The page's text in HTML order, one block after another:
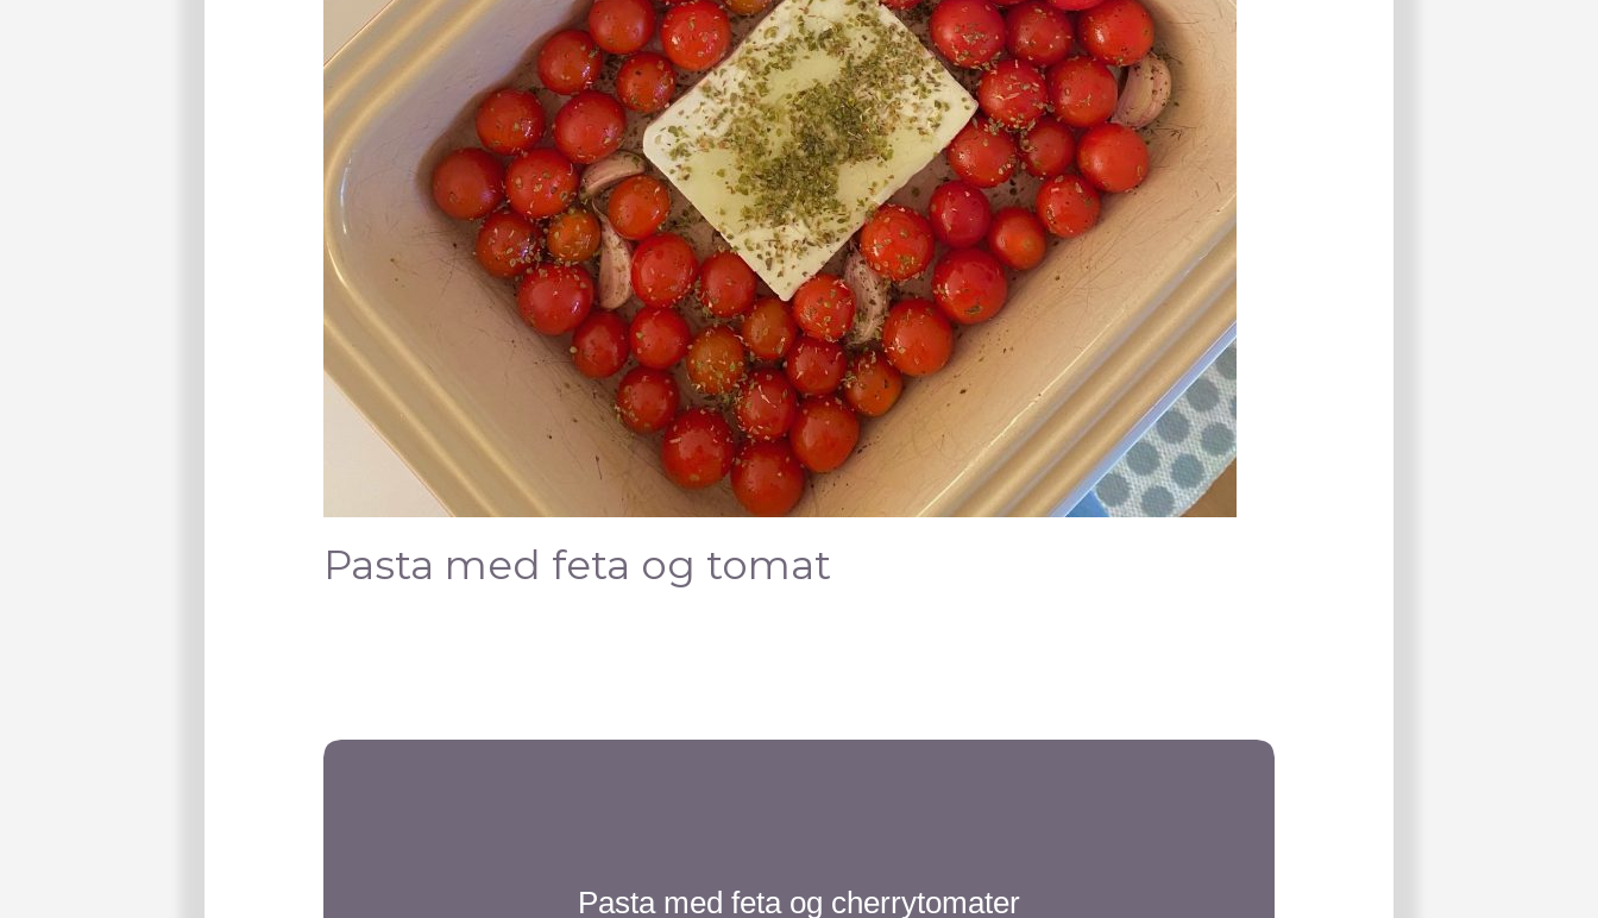
Pasta med feta og tomat
Pasta med feta og cherrytomater